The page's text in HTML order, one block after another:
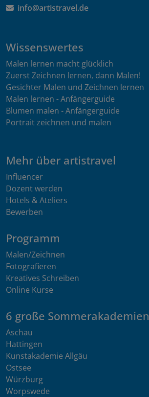
info@artistravel.de
Wissenswertes
Malen lernen macht glücklich
Zuerst Zeichnen lernen, dann Malen!
Gesichter Malen und Zeichnen lernen
Malen lernen - Anfängerguide
Blumen malen - Anfängerguide
Portrait zeichnen und malen
Mehr über artistravel
Influencer
Dozent werden
Hotels & Ateliers
Bewerben
Programm
Malen/Zeichnen
Fotografieren
Kreatives Schreiben
Online Kurse
6 große Sommerakademien
Aschau
Hattingen
Kunstakademie Allgäu
Ostsee
Würzburg
Worpswede